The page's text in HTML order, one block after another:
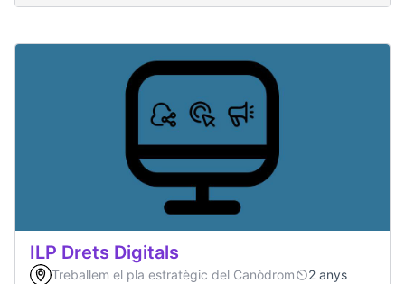
ILP Drets Digitals
Treballem el pla estratègic del Canòdrom
2 anys